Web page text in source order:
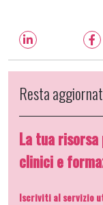
Resta
La tua
clinici e
Iscriviti al servizio